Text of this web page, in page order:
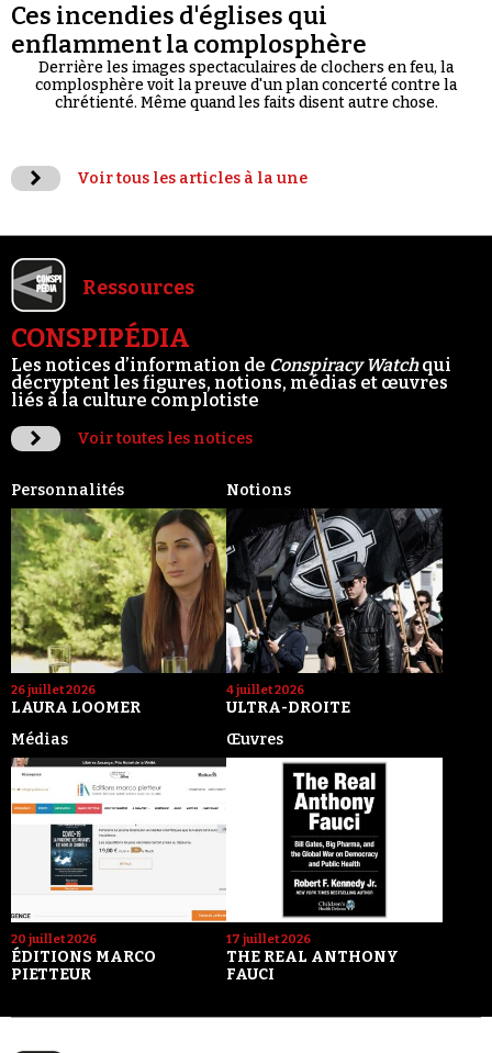
Ces incendies d'églises qui
enflamment la complosphère
Derrière les images spectaculaires de clochers en feu, la
complosphère voit la preuve d'un plan concerté contre la
chrétienté. Même quand les faits disent autre chose.
Voir tous les articles à la une
Ressources
CONSPIPÉDIA
Les notices d’information de Conspiracy Watchqui
décryptent les figures, notions, médias et œuvres
liés à la culture complotiste
Voir toutes les notices
Personnalités
26 juillet 2026
LAURA LOOMER
Notions
4 juillet 2026
ULTRA-DROITE
Médias
20 juillet 2026
ÉDITIONS MARCO
PIETTEUR
Œuvres
17 juillet 2026
THE REAL ANTHONY
FAUCI